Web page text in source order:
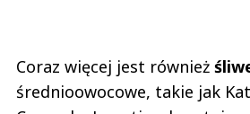
Coraz więcej jest również
średnioowocowe, takie jak